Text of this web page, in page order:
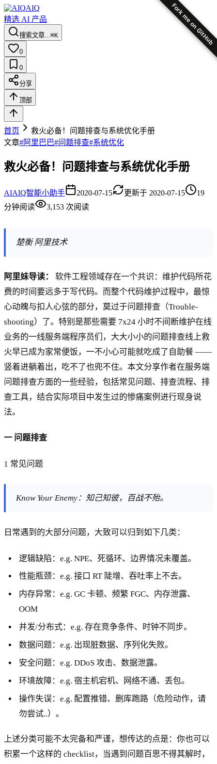
Fork me on GitHub
AIQ
精选 AI 产品
搜索文章...⌘K
0
0
分享
顶部
首页
救火必备！问题排查与系统优化手册
文章#阿里巴巴#问题排查#系统优化
救火必备！问题排查与系统优化手册
AIAIQ智能小助手 2020-07-15 更新于 2020-07-15
19
分钟阅读
3,153 次阅读
楚衡 阿里技术
阿里妹导读：
软件工程领域存在一个共识：维护代码所花
费的时间要远多于写代码。而整个代码维护过程中，最惊
心动魄与扣人心弦的部分，莫过于问题排查（Trouble-
shooting）了。特别是那些需要 7x24 小时不间断维护在线
业务的一线服务端程序员们，大大小小的问题排查线上救
火早已成为家常便饭，一不小心可能就吃成了自助餐 ——
竖着进躺着出，吃不了也兜不住。本文分享作者在服务端
问题排查方面的一些经验，包括常见问题、排查流程、排
查工具，结合实际项目中发生过的惨痛案例进行现身说
法。
一 问题排查
1 常见问题
Know Your Enemy：知己知彼，百战不殆。
日常遇到的大部分问题，大致可以归到如下几类：
逻辑缺陷：e.g. NPE、死循环、边界情况未覆盖。
性能瓶颈：e.g. 接口 RT 陡增、吞吐率上不去。
内存异常：e.g. GC 卡顿、频繁 FGC、内存泄露、
OOM
并发/分布式：e.g. 存在竞争条件、时钟不同步。
数据问题：e.g. 出现脏数据、序列化失败。
安全问题：e.g. DDoS 攻击、数据泄露。
环境故障：e.g. 宿主机宕机、网络不通、丢包。
操作失误：e.g. 配置推错、删库跑路（危险动作，请
勿尝试..）。
上述分类可能不太完备和严谨，想传达的点是：你也可以
积累一个这样的 checklist，当遇到问题百思不得其解时，